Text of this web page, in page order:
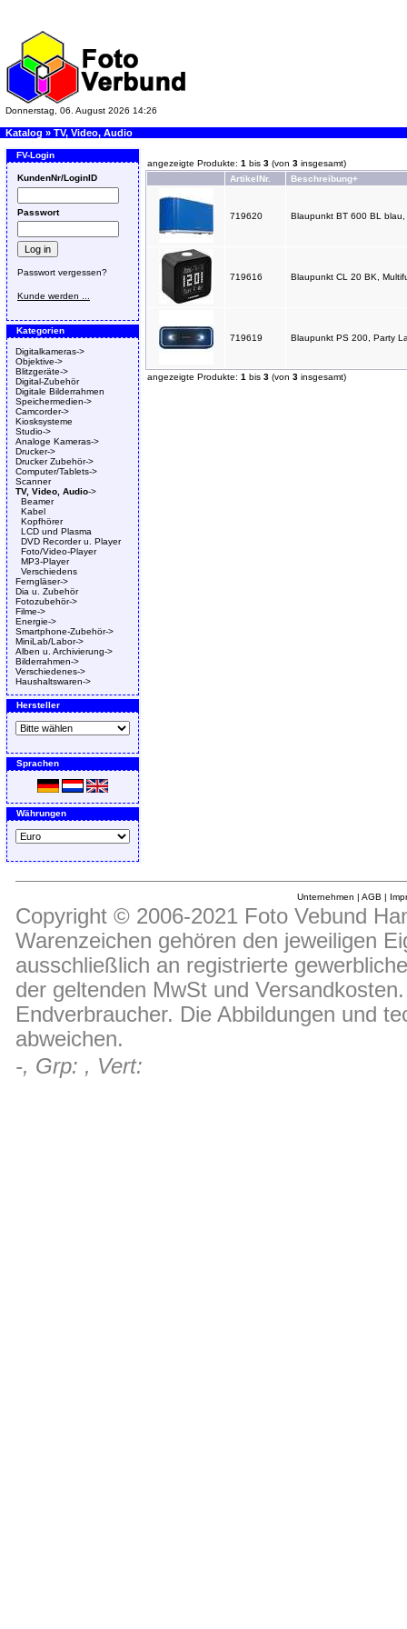
Donnerstag, 06. August 2026 14:26
Katalog » TV, Video, Audio
FV-Login
KundenNr/LoginID
Passwort
Passwort vergessen?
Kunde werden ...
Kategorien
Digitalkameras->
Objektive->
Blitzgeräte->
Digital-Zubehör
Digitale Bilderrahmen
Speichermedien->
Camcorder->
Kiosksysteme
Studio->
Analoge Kameras->
Drucker->
Drucker Zubehör->
Computer/Tablets->
Scanner
TV, Video, Audio->
Beamer
Kabel
Kopfhörer
LCD und Plasma
DVD Recorder u. Player
Foto/Video-Player
MP3-Player
Verschiedens
Ferngläser->
Dia u. Zubehör
Fotozubehör->
Filme->
Energie->
Smartphone-Zubehör->
MiniLab/Labor->
Alben u. Archivierung->
Bilderrahmen->
Verschiedenes->
Haushaltswaren->
Hersteller
Sprachen
Währungen
angezeigte Produkte: 1 bis 3 (von 3 insgesamt)
ArtikelNr.
Beschreibung+
719620 Blaupunkt BT 600 BL
719616 Blaupunkt CL 20 BK,
719619 Blaupunkt PS 200, Party
angezeigte Produkte: 1 bis 3 (von 3 insgesamt)
Unternehmen | AGB |
Copyright © 2006-2021 Foto Vebund
Warenzeichen gehören den jeweiligen
ausschließlich an registrierte
der geltenden MwSt und
Endverbraucher. Die Abbildungen und
abweichen.
-, Grp: , Vert: